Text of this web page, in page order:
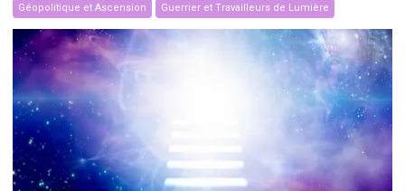
Géopolitique et Ascension Guerrier et Travailleurs de Lumière